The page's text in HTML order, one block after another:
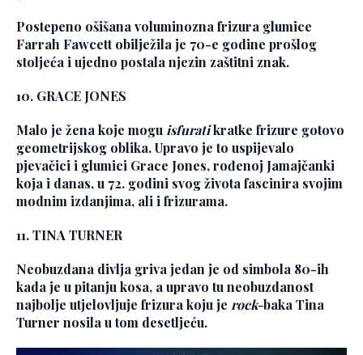
Postepeno ošišana voluminozna frizura glumice
Farrah Fawcett obilježila je 70-e godine prošlog
stoljeća i ujedno postala njezin zaštitni znak.
10. GRACE JONES
Malo je žena koje mogu isfuratikratke frizure gotovo
geometrijskog oblika. Upravo je to uspijevalo
pjevačici i glumici Grace Jones, rođenoj Jamajčanki
koja i danas, u 72. godini svog života fascinira svojim
modnim izdanjima, ali i frizurama.
11. TINA TURNER
Neobuzdana divlja griva jedan je od simbola 80-ih
kada je u pitanju kosa, a upravo tu neobuzdanost
najbolje utjelovljuje frizura koju je rock-baka Tina
Turner nosila u tom desetljeću.